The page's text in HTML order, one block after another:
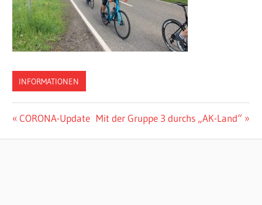
INFORMATIONEN
Beitragsnavigation
Vorheriger
CORONA-Update Nächster
Mit der Gruppe 3 durchs „AK-Land“